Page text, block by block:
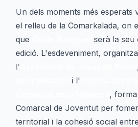
Un dels moments més esperats
el relleu de la Comarkalada, on
que
serà la seu
edició. L'esdeveniment,
l'
i l'
,
Comarcal de Joventut per
territorial i la cohesió social